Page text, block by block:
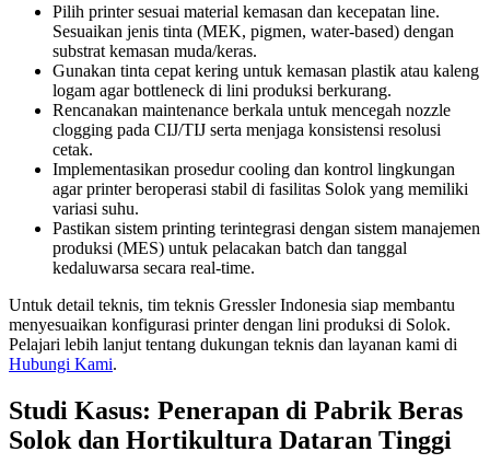
Pilih printer sesuai material kemasan dan kecepatan line.
Sesuaikan jenis tinta (MEK, pigmen, water-based) dengan
substrat kemasan muda/keras.
Gunakan tinta cepat kering untuk kemasan plastik atau kaleng
logam agar bottleneck di lini produksi berkurang.
Rencanakan maintenance berkala untuk mencegah nozzle
clogging pada CIJ/TIJ serta menjaga konsistensi resolusi
cetak.
Implementasikan prosedur cooling dan kontrol lingkungan
agar printer beroperasi stabil di fasilitas Solok yang memiliki
variasi suhu.
Pastikan sistem printing terintegrasi dengan sistem manajemen
produksi (MES) untuk pelacakan batch dan tanggal
kedaluwarsa secara real-time.
Untuk detail teknis, tim teknis Gressler Indonesia siap membantu
menyesuaikan konfigurasi printer dengan lini produksi di Solok.
Pelajari lebih lanjut tentang dukungan teknis dan layanan kami di
Hubungi Kami.
Studi Kasus: Penerapan di Pabrik Beras
Solok dan Hortikultura Dataran Tinggi